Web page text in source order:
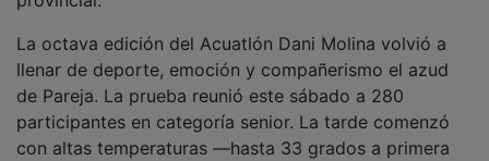
La octava edición del Acuatlón Dani Molina volvió a
llenar de deporte, emoción y compañerismo el azud
de Pareja. La prueba reunió este sábado a 280
participantes en categoría senior. La tarde comenzó
con altas temperaturas —hasta 33 grados a primera